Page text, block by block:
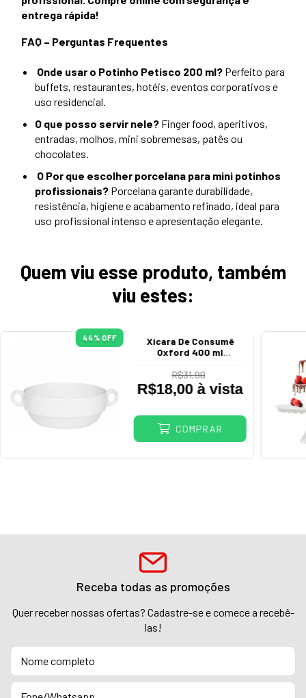
entrega rápida!
FAQ – Perguntas Frequentes
Onde usar o Potinho Petisco 200 ml? Perfeito para
buffets, restaurantes, hotéis, eventos corporativos e
uso residencial.
O que posso servir nele? Finger food, aperitivos,
entradas, molhos, mini sobremesas, patês ou
chocolates.
O Por que escolher porcelana para mini potinhos
profissionais? Porcelana garante durabilidade,
resistência, higiene e acabamento refinado, ideal para
uso profissional intenso e apresentação elegante.
Quem viu esse produto, também
viu estes:
44% OFF
Xícara De Consumê
Oxford 400 ml
Branca
R$31,90
R$18,00 à vista
COMPRAR
Receba todas as promoções
Quer receber nossas ofertas? Cadastre-se e comece a recebê-
las!